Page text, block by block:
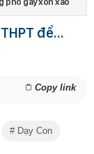
để…
Copy link
Dạy Con